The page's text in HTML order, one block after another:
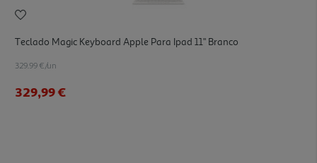
Teclado Magic Keyboard Apple Para Ipad 11" Branco
329.99 €/un
329,99 €